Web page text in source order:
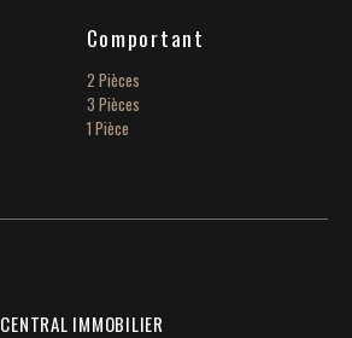
Comportant
2 Pièces
3 Pièces
1 Pièce
CENTRAL IMMOBILIER